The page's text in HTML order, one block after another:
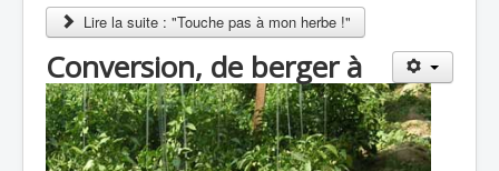
Lire la suite : "Touche pas à mon herbe !"
Conversion, de berger à